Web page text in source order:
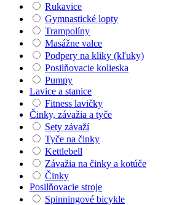
Rukavice
Gymnastické lopty
Trampolíny
Masážne valce
Podpery na kliky (kľuky)
Posilňovacie kolieska
Pumpy
Lavice a stanice
Fitness lavičky
Činky, závažia a tyče
Sety závaží
Tyče na činky
Kettlebell
Závažia na činky a kotúče
Činky
Posilňovacie stroje
Spinningové bicykle